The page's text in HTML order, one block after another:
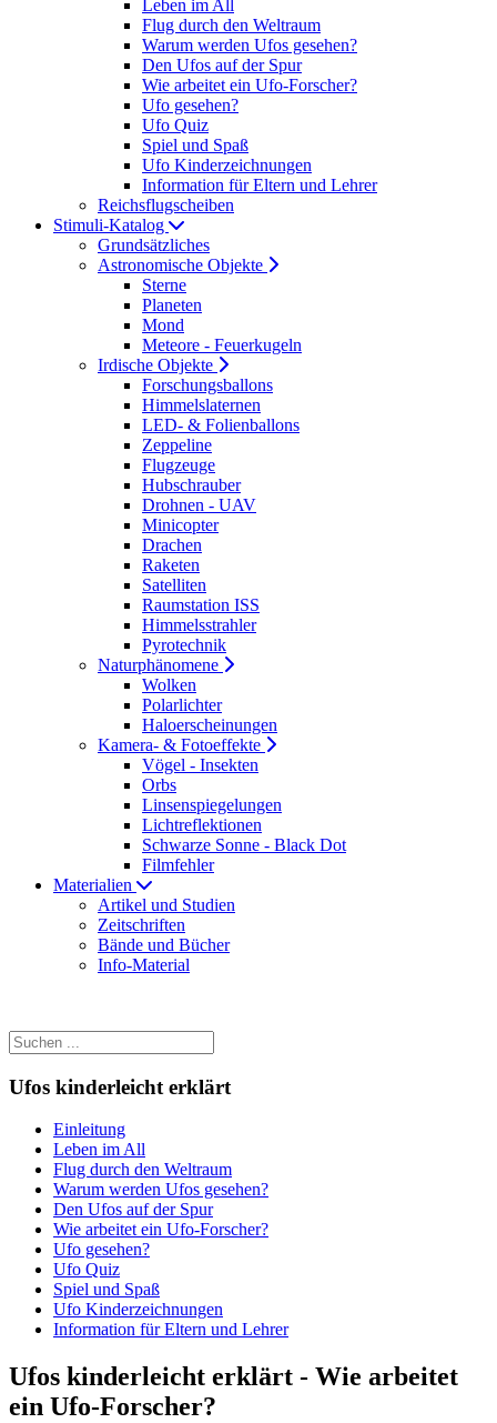
Leben im All
Flug durch den Weltraum
Warum werden Ufos gesehen?
Den Ufos auf der Spur
Wie arbeitet ein Ufo-Forscher?
Ufo gesehen?
Ufo Quiz
Spiel und Spaß
Ufo Kinderzeichnungen
Information für Eltern und Lehrer
Reichsflugscheiben
Stimuli-Katalog
Grundsätzliches
Astronomische Objekte
Sterne
Planeten
Mond
Meteore - Feuerkugeln
Irdische Objekte
Forschungsballons
Himmelslaternen
LED- & Folienballons
Zeppeline
Flugzeuge
Hubschrauber
Drohnen - UAV
Minicopter
Drachen
Raketen
Satelliten
Raumstation ISS
Himmelsstrahler
Pyrotechnik
Naturphänomene
Wolken
Polarlichter
Haloerscheinungen
Kamera- & Fotoeffekte
Vögel - Insekten
Orbs
Linsenspiegelungen
Lichtreflektionen
Schwarze Sonne - Black Dot
Filmfehler
Materialien
Artikel und Studien
Zeitschriften
Bände und Bücher
Info-Material
Ufos kinderleicht erklärt
Einleitung
Leben im All
Flug durch den Weltraum
Warum werden Ufos gesehen?
Den Ufos auf der Spur
Wie arbeitet ein Ufo-Forscher?
Ufo gesehen?
Ufo Quiz
Spiel und Spaß
Ufo Kinderzeichnungen
Information für Eltern und Lehrer
Ufos kinderleicht erklärt - Wie arbeitet
ein Ufo-Forscher?